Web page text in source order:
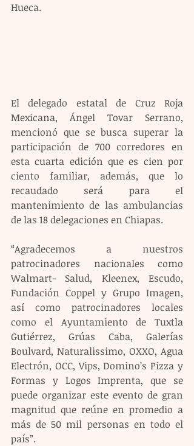
Hueca.
El delegado estatal de Cruz Roja
Mexicana, Ángel Tovar Serrano,
mencionó que se busca superar la
participación de 700 corredores en
esta cuarta edición que es cien por
ciento familiar, además, que lo
recaudado será para el
mantenimiento de las ambulancias
de las 18 delegaciones en Chiapas.
“Agradecemos a nuestros
patrocinadores nacionales como
Walmart- Salud, Kleenex, Escudo,
Fundación Coppel y Grupo Imagen,
así como patrocinadores locales
como el Ayuntamiento de Tuxtla
Gutiérrez, Grúas Caba, Galerías
Boulvard, Naturalissimo, OXXO, Agua
Electrón, OCC, Vips, Domino’s Pizza y
Formas y Logos Imprenta, que se
puede organizar este evento de gran
magnitud que reúne en promedio a
más de 50 mil personas en todo el
país”.